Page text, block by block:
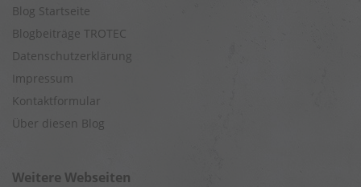
Blog Startseite
Blogbeiträge TROTEC
Datenschutzerklärung
Impressum
Kontaktformular
Über diesen Blog
Weitere Webseiten